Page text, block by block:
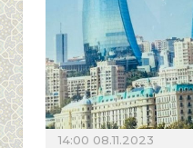
14:00 08.11.2023